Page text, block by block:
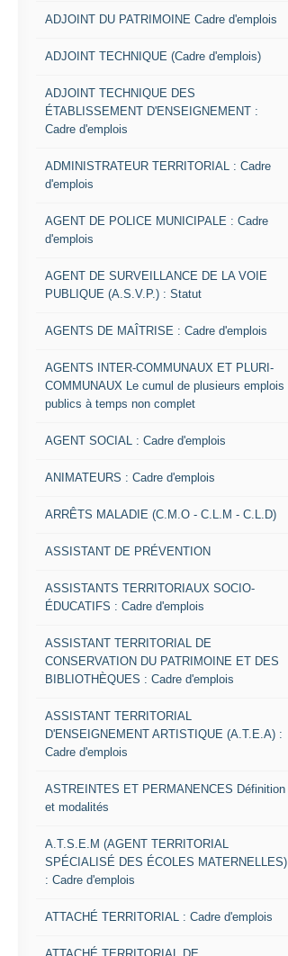
ADJOINT DU PATRIMOINE Cadre d'emplois
ADJOINT TECHNIQUE (Cadre d'emplois)
ADJOINT TECHNIQUE DES
ÉTABLISSEMENT D'ENSEIGNEMENT :
Cadre d'emplois
ADMINISTRATEUR TERRITORIAL : Cadre
d'emplois
AGENT DE POLICE MUNICIPALE : Cadre
d'emplois
AGENT DE SURVEILLANCE DE LA VOIE
PUBLIQUE (A.S.V.P.) : Statut
AGENTS DE MAÎTRISE : Cadre d'emplois
AGENTS INTER-COMMUNAUX ET PLURI-
COMMUNAUX Le cumul de plusieurs emplois
publics à temps non complet
AGENT SOCIAL : Cadre d'emplois
ANIMATEURS : Cadre d'emplois
ARRÊTS MALADIE (C.M.O - C.L.M - C.L.D)
ASSISTANT DE PRÉVENTION
ASSISTANTS TERRITORIAUX SOCIO-
ÉDUCATIFS : Cadre d'emplois
ASSISTANT TERRITORIAL DE
CONSERVATION DU PATRIMOINE ET DES
BIBLIOTHÈQUES : Cadre d'emplois
ASSISTANT TERRITORIAL
D'ENSEIGNEMENT ARTISTIQUE (A.T.E.A) :
Cadre d'emplois
ASTREINTES ET PERMANENCES Définition
et modalités
A.T.S.E.M (AGENT TERRITORIAL
SPÉCIALISÉ DES ÉCOLES MATERNELLES)
: Cadre d'emplois
ATTACHÉ TERRITORIAL : Cadre d'emplois
ATTACHÉ TERRITORIAL DE